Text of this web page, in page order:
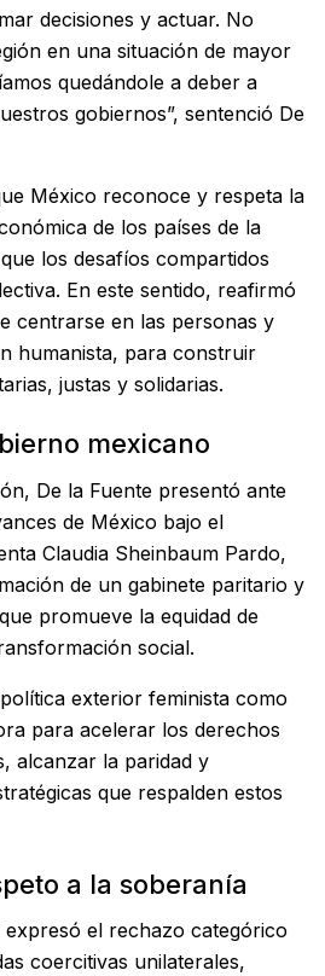
decisiones y actuar. No
en una situación de mayor
quedándole a deber a
gobiernos”, sentenció De
México reconoce y respeta la
de los países de la
los desafíos compartidos
En este sentido, reafirmó
centrarse en las personas y
humanista, para construir
justas y solidarias.
mexicano
De la Fuente presentó ante
de México bajo el
Claudia Sheinbaum Pardo,
de un gabinete paritario y
promueve la equidad de
social.
exterior feminista como
para acelerar los derechos
alcanzar la paridad y
que respalden estos
a la soberanía
expresó el rechazo categórico
coercitivas unilaterales,